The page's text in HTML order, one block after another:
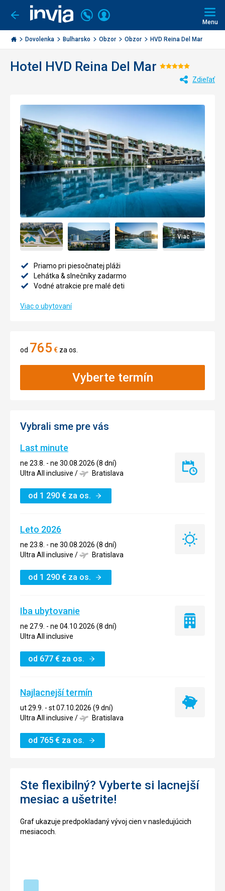
Ísť
späť
Invia.sk
Volajte
+421
2
3221
Prihlásiť
Menu
Dovolenka Bulharsko Obzor Obzor HVD Reina Del Mar
Hotel HVD Reina Del Mar
Zdieľať
Viac
Priamo pri piesočnatej pláži
Lehátka & slnečníky zadarmo
Vodné atrakcie pre malé deti
Viac o ubytovaní
od 765 € za os.
Vyberte termín
Vybrali sme pre vás
Last minute
ne 23.8. - ne 30.08.2026 (8 dní)
Ultra All inclusive / Bratislava
od 1 290 € za os.
Last
Leto 2026
ne 23.8. - ne 30.08.2026 (8 dní)
Ultra All inclusive / Bratislava
od 1 290 € za os.
Leto
Iba ubytovanie
ne 27.9. - ne 04.10.2026 (8 dní)
Ultra All inclusive
od 677 € za os.
Iba
Najlacnejší termín
ut 29.9. - st 07.10.2026 (9 dní)
Ultra All inclusive / Bratislava
od 765 € za os.
Najlacnejší
Ste flexibilný? Vyberte si lacnejší
mesiac a ušetrite!
Graf ukazuje predpokladaný vývoj cien v nasledujúcich
mesiacoch.